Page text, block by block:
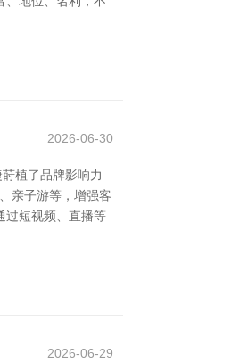
2026-06-30
植了品牌影响力
亲子游等，增强客
过短视频、直播等
2026-06-29